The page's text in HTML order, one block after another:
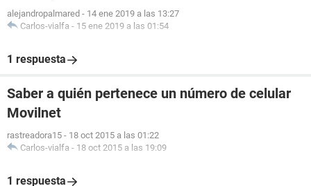
alejandropalmared - 14 ene 2019 a las 13:27
Carlos-vialfa - 15 ene 2019 a las 01:54
1 respuesta
Saber a quién pertenece un número de celular
Movilnet
rastreadora15 - 18 oct 2015 a las 01:22
Carlos-vialfa - 18 oct 2015 a las 19:09
1 respuesta